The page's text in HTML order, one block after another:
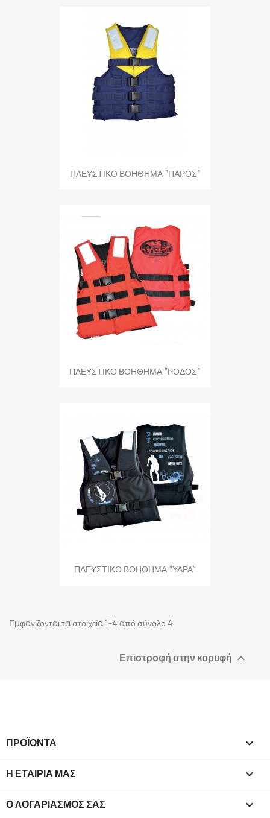
ΠΛΕΥΣΤΙΚΟ ΒΟΗΘΗΜΑ “ΠΑΡΟΣ”
ΠΛΕΥΣΤΙΚΟ ΒΟΗΘΗΜΑ “ΡΟΔΟΣ”
ΠΛΕΥΣΤΙΚΟ ΒΟΗΘΗΜΑ “ΥΔΡΑ”
Εμφανίζονται τα στοιχεία 1-4 από σύνολο 4
Επιστροφή στην κορυφή 
ΠΡΟΪΌΝΤΑ 
Η ΕΤΑΙΡΊΑ ΜΑΣ 
Ο ΛΟΓΑΡΙΑΣΜΌΣ ΣΑΣ 